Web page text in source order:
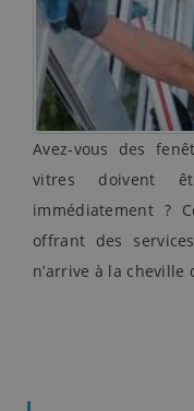
Avez-vous des
vitres doivent
immédiatement ?
offrant des
n’arrive à la cheville